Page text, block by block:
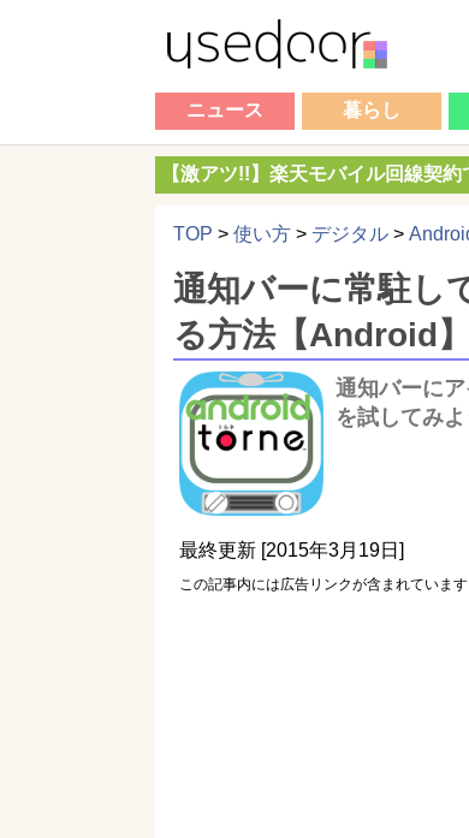
ニュース 暮らし
【激アツ!!】楽天モバイル回線契
TOP > 使い方 > デジタル >
通知バーに常駐し
る方法【Android】
通知バーに
を試してみよ
最終更新 [2015年3月19日]
この記事内には広告リンクが含まれています